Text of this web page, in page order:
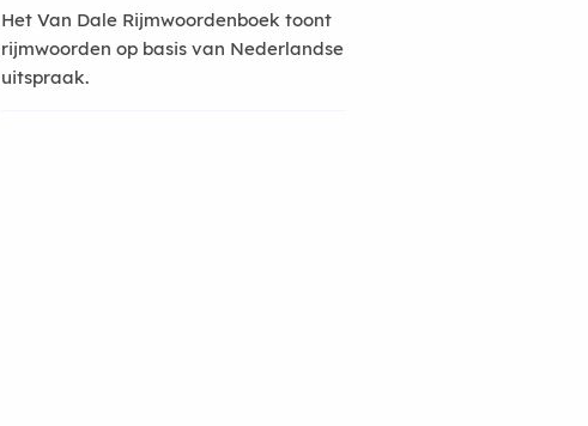
Het Van Dale Rijmwoordenboek toont
rijmwoorden op basis van Nederlandse
uitspraak.